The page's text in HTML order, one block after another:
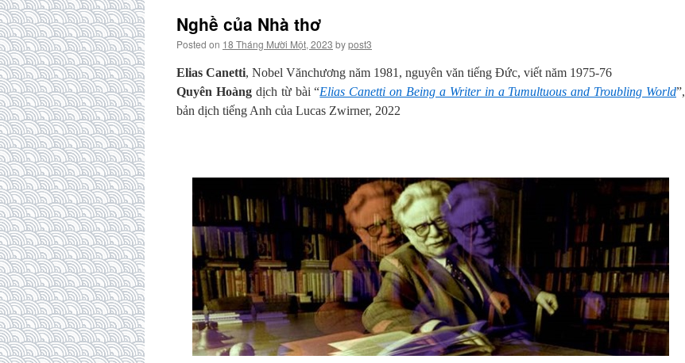
Nghề của Nhà thơ
Posted on 18 Tháng Mười Một, 2023 bypost3
Elias Canetti, Nobel Vănchương năm 1981, nguyên văn tiếng Đức, viết năm 1975-76
Quyên Hoàngdịch từ bài “Elias Canetti on Being a Writer in a Tumultuous and Troubling World”,
bản dịch tiếng Anh của Lucas Zwirner, 2022